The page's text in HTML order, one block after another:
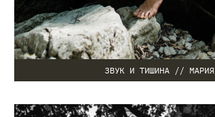
ЗВУК И ТИШИНА // МАРИЯ